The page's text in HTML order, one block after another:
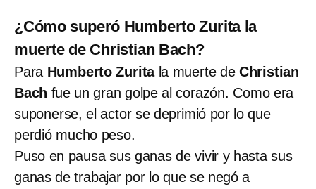
¿Cómo superó Humberto Zurita la
muerte de Christian Bach?
Para Humberto Zuritala muerte de Christian
Bach fue un gran golpe al corazón. Como era
suponerse, el actor se deprimió por lo que
perdió mucho peso.
Puso en pausa sus ganas de vivir y hasta sus
ganas de trabajar por lo que se negó a